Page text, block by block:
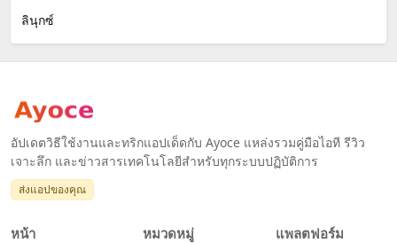
ลินุกซ์
อัปเดตวิธีใช้งานและทริกแอปเด็ดกับ Ayoce แหล่งรวมคู่มือไอที รีวิว
เจาะลึก และข่าวสารเทคโนโลยีสำหรับทุกระบบปฏิบัติการ
ส่งแอปของคุณ
หน้า หมวดหมู่ แพลตฟอร์ม